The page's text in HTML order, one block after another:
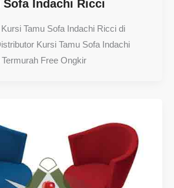
Sofa Indachi Ricci
Tamu Sofa Indachi Ricci di
Kursi Tamu Sofa Indachi
Free Ongkir